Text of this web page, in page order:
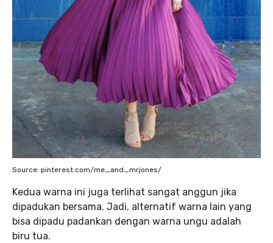
Source: pinterest.com/me_and_mrjones/
Kedua warna ini juga terlihat sangat anggun jika
dipadukan bersama. Jadi, alternatif warna lain yang
bisa dipadu padankan dengan warna ungu adalah
biru tua.